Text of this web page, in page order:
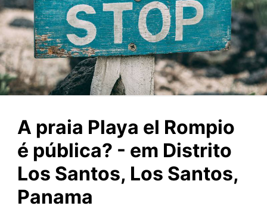
A praia Playa el Rompio
é pública? - em Distrito
Los Santos, Los Santos,
Panama